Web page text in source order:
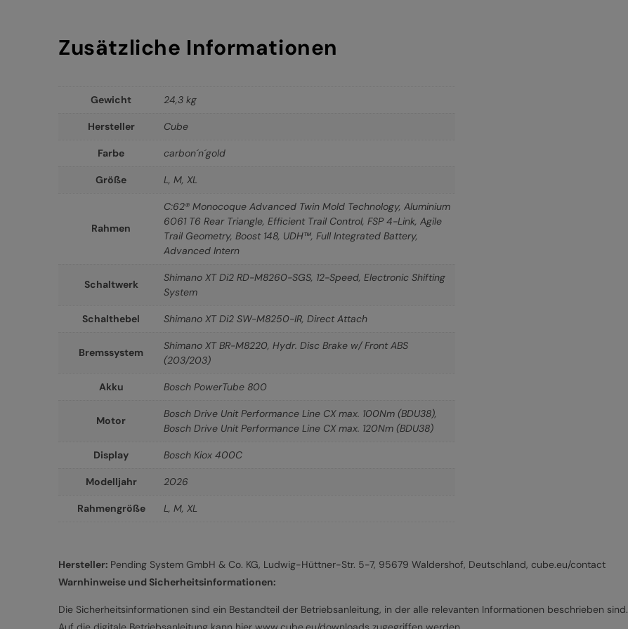
Zusätzliche Informationen
Gewicht 24,3 kg
Hersteller Cube
Farbe carbon´n´gold
Größe L, M, XL
Rahmen
C:62® Monocoque Advanced Twin Mold Technology, Aluminium
6061 T6 Rear Triangle, Efficient Trail Control, FSP 4-Link, Agile
Trail Geometry, Boost 148, UDH™, Full Integrated Battery,
Advanced Intern
Schaltwerk
Shimano XT Di2 RD-M8260-SGS, 12-Speed, Electronic Shifting
System
Schalthebel Shimano XT Di2 SW-M8250-IR, Direct Attach
Bremssystem
Shimano XT BR-M8220, Hydr. Disc Brake w/ Front ABS
(203/203)
Akku Bosch PowerTube 800
Motor
Bosch Drive Unit Performance Line CX max. 100Nm (BDU38),
Bosch Drive Unit Performance Line CX max. 120Nm (BDU38)
Display Bosch Kiox 400C
Modelljahr 2026
Rahmengröße L, M, XL
Hersteller: Pending System GmbH & Co. KG, Ludwig-Hüttner-Str. 5-7, 95679 Waldershof, Deutschland, cube.eu/contact
Warnhinweise und Sicherheitsinformationen:
Die Sicherheitsinformationen sind ein Bestandteil der Betriebsanleitung, in der alle relevanten Informationen beschrieben sind.